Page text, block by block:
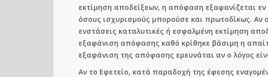
εκτίμηση αποδείξεων, η απόφαση εξαφανίζεται
όσους ισχυρισμούς μπορούσε και πρωτοδίκως. Αν
ενστάσεις καταλυτικές ή εσφαλμένη εκτίμηση
εξαφάνιση απόφασης καθό κρίθηκε βάσιμη η
εξαφάνιση της απόφασης ερευνάται αν ο λόγος
Αν το Εφετείο, κατά παραδοχή της έφεσης